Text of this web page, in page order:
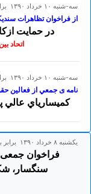
سه-شنبه ۱۰ خرداد ۱۳۹۰ برابر با ۳۱ می ۲۰۱۱
از فراخوان تظاهرات
در حمایت
اتحاد
سه-شنبه ۱۰ خرداد ۱۳۹۰ برابر با ۳۱ می ۲۰۱۱
نامه ی جمعي از فعالين
كميسارياي عالي
يكشنبه ۸ خرداد ۱۳۹۰ برابر با ۲۹ می ۲۰۱۱
فراخوان جمعی
سنگسار،